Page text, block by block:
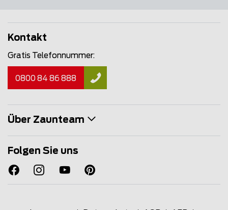
Kontakt
Gratis Telefonnummer:
0800 84 86 888
Über Zaunteam
Folgen Sie uns